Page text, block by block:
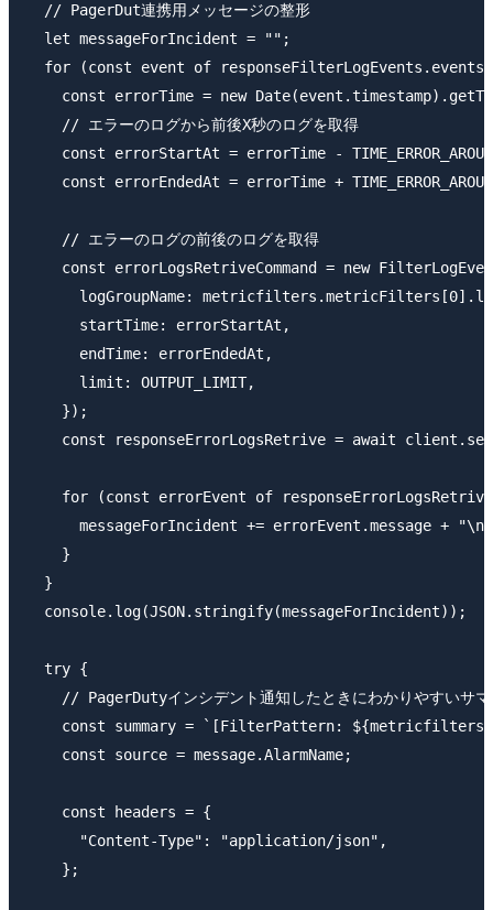
  // PagerDut連携用メッセージの整形
  let messageForIncident = "";
for (const event of
const errorTime = new
    // エラーのログから前後X秒のログを取得
const errorStartAt = errorTime -
const errorEndedAt = errorTime +
    // エラーのログの前後のログを取得
const errorLogsRetriveCommand = new
logGroupName:
      startTime: errorStartAt,
      endTime: errorEndedAt,
      limit: OUTPUT_LIMIT,
    });
const responseErrorLogsRetrive = await
for (const errorEvent of
messageForIncident += errorEvent.message +
    }
  }
  console.log(JSON.stringify(messageForIncident));
  try {
// PagerDutyインシデント通知したときにわかりやすいサマ
const summary = `[FilterPattern:
    const source = message.AlarmName;
    const headers = {
      "Content-Type": "application/json",
    };